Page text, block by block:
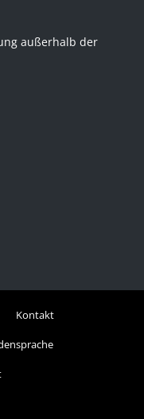
außerhalb der
Kontakt